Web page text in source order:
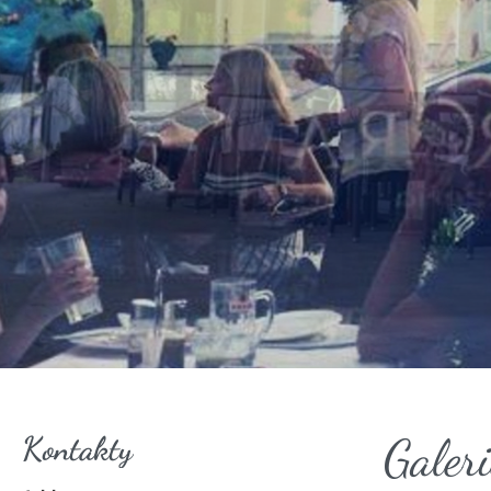
Kontakty